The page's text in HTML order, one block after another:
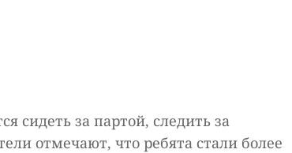
сидеть за партой, следить за
отмечают, что ребята стали более